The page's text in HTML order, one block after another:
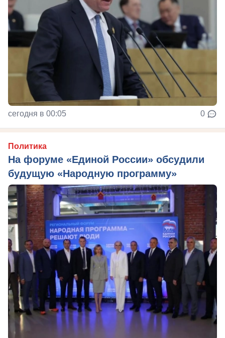
сегодня в 00:05 0
Политика
На форуме «Единой России» обсудили
будущую «Народную программу»